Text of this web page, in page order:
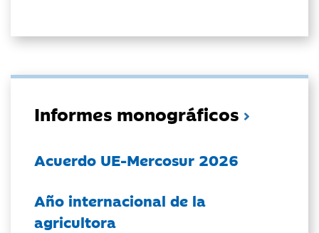
Informes monográficos
Acuerdo UE-Mercosur 2026
Año internacional de la
agricultora